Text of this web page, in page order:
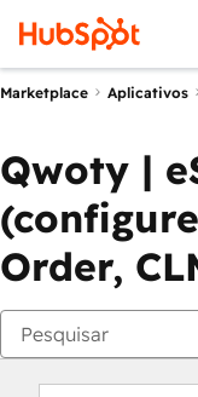
Marketplace Aplicativos
Qwoty |
Order,